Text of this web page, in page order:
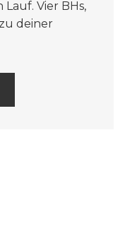
Vier BHs,
deiner